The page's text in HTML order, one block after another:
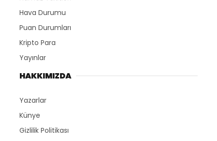
Hava Durumu
Puan Durumları
Kripto Para
Yayınlar
HAKKIMIZDA
Yazarlar
Künye
Gizlilik Politikası